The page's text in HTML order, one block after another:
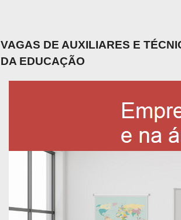
VAGAS DE AUXILIARES E
DA EDUCAÇÃO